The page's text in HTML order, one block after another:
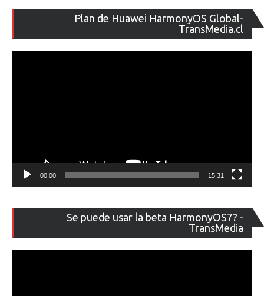
Plan de Huawei HarmonyOS Global-
TransMedia.cl
de
00:00 15:31
Se puede usar la beta HarmonyOS7? -
TransMedia
de